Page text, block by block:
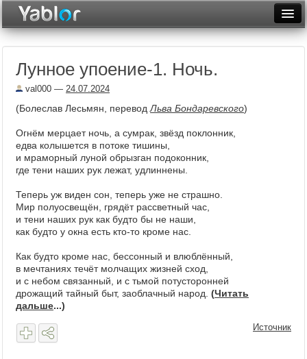
Неделя
Архив
Фототоп
Видеотоп
Лунное упоение-1. Ночь.
val000 — 24.07.2024
(Болеслав Лесьмян, перевод Льва Бондаревского)
Огнём мерцает ночь, а сумрак, звёзд поклонник,
едва колышется в потоке тишины,
и мраморный луной обрызган подоконник,
где тени наших рук лежат, удлиннены.
Теперь уж виден сон, теперь уже не страшно.
Мир полуосвещён, грядёт рассветный час,
и тени наших рук как будто бы не наши,
как будто у окна есть кто-то кроме нас.
Как будто кроме нас, бессонный и влюблённый,
в мечтаниях течёт молчащих жизней сход,
и с небом связанный, и с тьмой потусторонней
дрожащий тайный быт, заоблачный народ. (Читать
дальше...)
Источник